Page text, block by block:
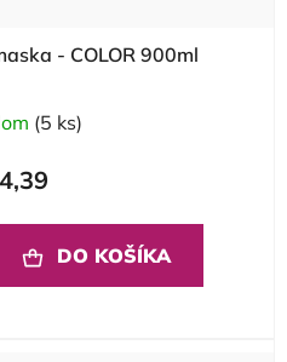
- COLOR 900ml
(5 ks)
DO KOŠÍKA